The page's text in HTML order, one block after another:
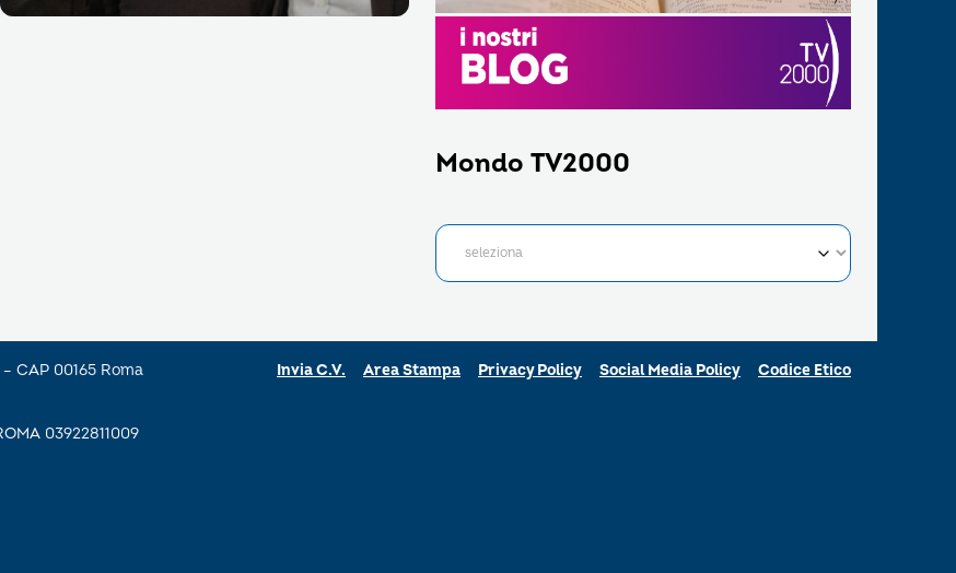
Mondo TV2000
CAP 00165 Roma
03922811009
Invia C.V. Area Stampa Privacy Policy Social Media Policy Codice Etico